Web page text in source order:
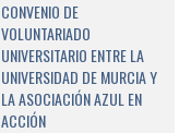
CONVENIO DE
VOLUNTARIADO
UNIVERSITARIO ENTRE LA
UNIVERSIDAD DE MURCIA Y
LA ASOCIACIÓN AZUL EN
ACCIÓN